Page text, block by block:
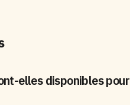
elles disponibles pour